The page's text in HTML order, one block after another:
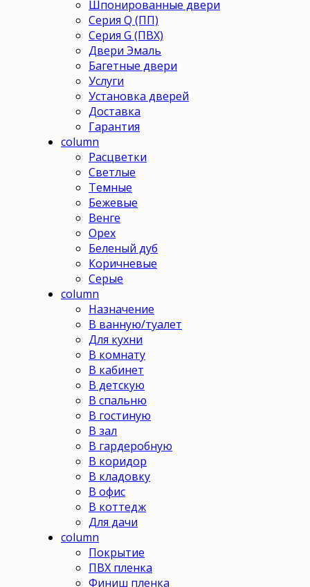
Шпонированные двери
Серия Q (ПП)
Серия G (ПВХ)
Двери Эмаль
Багетные двери
Услуги
Установка дверей
Доставка
Гарантия
column
Расцветки
Светлые
Темные
Бежевые
Венге
Орех
Беленый дуб
Коричневые
Серые
column
Назначение
В ванную/туалет
Для кухни
В комнату
В кабинет
В детскую
В спальню
В гостиную
В зал
В гардеробную
В коридор
В кладовку
В офис
В коттедж
Для дачи
column
Покрытие
ПВХ пленка
Финиш пленка